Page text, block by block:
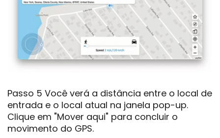
Passo 5 Você verá a distância entre o local de
entrada e o local atual na janela pop-up.
Clique em "Mover aqui" para concluir o
movimento do GPS.